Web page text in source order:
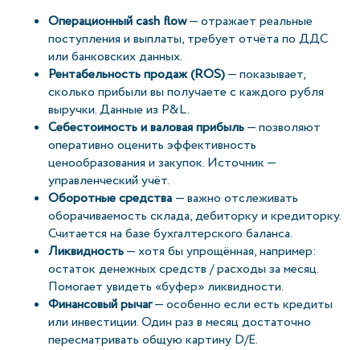
Операционный cash flow— отражает реальные
поступления и выплаты, требует отчёта по ДДС
или банковских данных.
Рентабельность продаж (ROS)— показывает,
сколько прибыли вы получаете с каждого рубля
выручки. Данные из P&L.
Себестоимость и валовая прибыль— позволяют
оперативно оценить эффективность
ценообразования и закупок. Источник —
управленческий учёт.
Оборотные средства — важно отслеживать
оборачиваемость склада, дебиторку и кредиторку.
Считается на базе бухгалтерского баланса.
Ликвидность— хотя бы упрощённая, например:
остаток денежных средств / расходы за месяц.
Помогает увидеть «буфер» ликвидности.
Финансовый рычаг— особенно если есть кредиты
или инвестиции. Один раз в месяц достаточно
пересматривать общую картину D/E.